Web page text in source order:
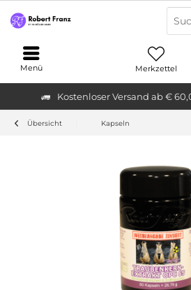
Kostenloser Versand ab €
Merkzettel
Menü
Übersicht Kapseln